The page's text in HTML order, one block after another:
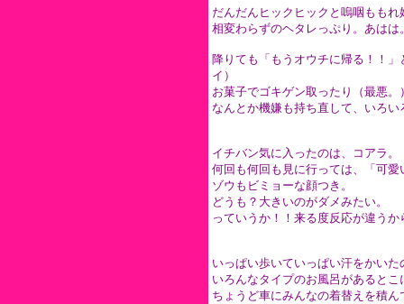
だんだんヒックヒックと嗚咽もも
相変わらずのヘタレっぷり。あはは
降りても「もうオウチに帰る！！
イ）
お菓子でゴキゲン取ったり（最悪。
なんとか機嫌も持ち直して、いろい
イチバン気に入ったのは、コアラ。
何回も何回も見に行っては、「可
ゾウもビミョーな顔つき。
どうも？大きいのがダメみたい。
っていうか！！来る度反応が違う
いっぱい歩いていっぱい汗をかい
いろんなタイプのお風呂があると
ちょうど車にみんなの着替えを積